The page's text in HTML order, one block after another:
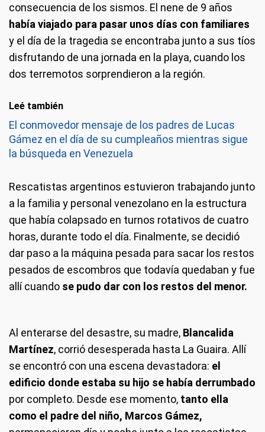
consecuencia de los sismos. El nene de 9 años
había viajado para pasar unos días con familiares
y el día de la tragedia se encontraba junto a sus tíos
disfrutando de una jornada en la playa, cuando los
dos terremotos sorprendieron a la región.
Leé también
El conmovedor mensaje de los padres de Lucas
Gámez en el día de su cumpleaños mientras sigue
la búsqueda en Venezuela
Rescatistas argentinos estuvieron trabajando junto
a la familia y personal venezolano en la estructura
que había colapsado en turnos rotativos de cuatro
horas, durante todo el día. Finalmente, se decidió
dar paso a la máquina pesada para sacar los restos
pesados de escombros que todavía quedaban y fue
allí cuando se pudo dar con los restos del menor.
Al enterarse del desastre, su madre, Blancalida
Martínez, corrió desesperada hasta La Guaira. Allí
se encontró con una escena devastadora: el
edificio donde estaba su hijo se había derrumbado
por completo. Desde ese momento, tanto ella
como el padre del niño, Marcos Gámez,